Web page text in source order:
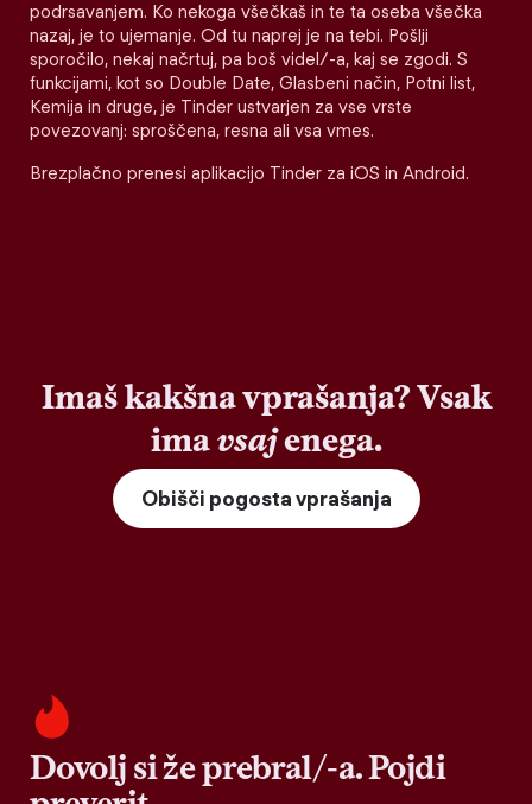
podrsavanjem. Ko nekoga všečkaš in te ta oseba všečka
nazaj, je to ujemanje. Od tu naprej je na tebi. Pošlji
sporočilo, nekaj načrtuj, pa boš videl/-a, kaj se zgodi. S
funkcijami, kot so Double Date, Glasbeni način, Potni list,
Kemija in druge, je Tinder ustvarjen za vse vrste
povezovanj: sproščena, resna ali vsa vmes.
Brezplačno prenesi aplikacijo Tinder za iOS in Android.
Imaš kakšna vprašanja? Vsak
imavsajenega.
Obišči pogosta vprašanja
Dovolj si že prebral/-a. Pojdi